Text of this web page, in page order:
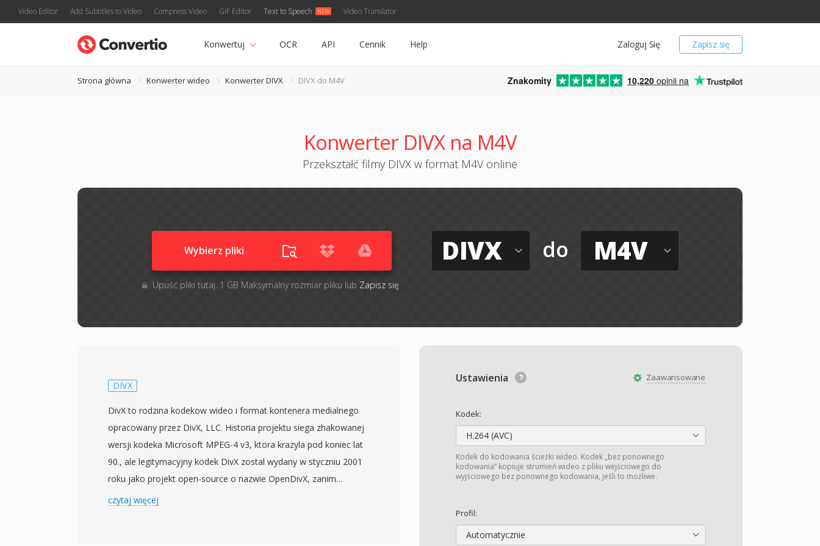
Video Editor Add Subtitles to Video Compress Video GIF Editor Text to Speech Video Translator
Zapisz się
Zaloguj Się
Konwertuj OCR API Cennik Help
Strona główna Konwerter wideo Konwerter DIVX DIVX do M4V Znakomity 10,220 opinii na
Konwerter DIVX na M4V
Przekształć filmy DIVX w format M4V online
Wybierz pliki
Upuść pliki tutaj. 1 GB Maksymalny rozmiar pliku lub Zapisz się
DIVX do M4V
Zaawansowane
Ustawienia
Kodek:
H.264 (AVC)
Kodek do kodowania ścieżki wideo. Kodek „bez ponownego
kodowania” kopiuje strumień wideo z pliku wejściowego do
wyjściowego bez ponownego kodowania, jeśli to możliwe.
Profil:
Automatycznie
DIVX
DivX to rodzina kodekow wideo i format kontenera medialnego
opracowany przez DivX, LLC. Historia projektu siega zhakowanej
wersji kodeka Microsoft MPEG-4 v3, ktora krazyla pod koniec lat
90., ale legitymacyjny kodek DivX zostal wydany w styczniu 2001
roku jako projekt open-source o nazwie OpenDivX, zanim
przeszedl na model komercyjny. Kodek opiera sie na kompresji
czytaj więcej